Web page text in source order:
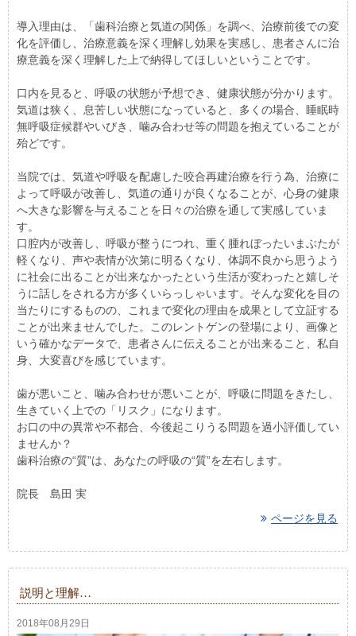
導入理由は、「歯科治療と気道の関係」を調べ、治療前後での変
化を評価し、治療意義を深く理解し効果を実感し、患者さんに治
療意義を深く理解した上で納得してほしいということです。
口内を見ると、呼吸の状態が予想でき、健康状態が分かります。
気道は狭く、息苦しい状態になっていると、多くの場合、睡眠時
無呼吸症候群やいびき、噛み合わせ等の問題を抱えていることが
殆どです。
当院では、気道や呼吸を配慮した咬合再建治療を行う為、治療に
よって呼吸が改善し、気道の通りが良くなることが、心身の健康
へ大きな影響を与えることを日々の治療を通して実感していま
す。
口腔内が改善し、呼吸が整うにつれ、重く腫れぼったいまぶたが
軽くなり、声や表情が次第に明るくなり、体調不良から思うよう
に社会に出ることが出来なかったという生活が変わったと嬉しそ
うに話しをされる方が多くいらっしゃいます。そんな変化を目の
当たりにするものの、これまで変化の理由を成果として立証する
ことが出来ませんでした。このレントゲンの登場により、画像と
いう確かなデータで、患者さんに伝えることが出来ること、私自
身、大変喜びを感じています。
歯が悪いこと、噛み合わせが悪いことが、呼吸に問題をきたし、
生きていく上での「リスク」になります。
お口の中の異常や不都合、今後起こりうる問題を過小評価してい
ませんか？
歯科治療の“質”は、あなたの呼吸の“質”を左右します。
院長 島田 実
ページを見る
説明と理解…
2018年08月29日